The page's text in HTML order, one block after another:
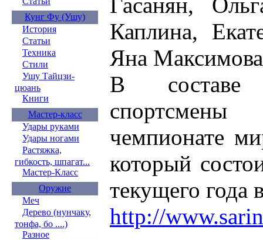
Кунг Фу (Ушу)
История
Статьи
Техника
Стили
Ушу Тайцзи-
цюань
Книги
Мастер-класс
Удары руками
Удары ногами
Растяжка,
гибкость, шпагат...
Мастер-Класс
Оружие
Меч
Дерево (нунчаку,
тонфа, бо ....)
Разное
Каплина,
Яна
В составе
чемпионате
который
текущего года
http://